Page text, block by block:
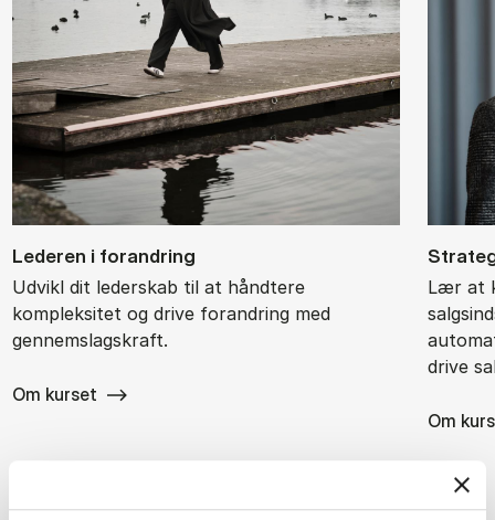
Le­de­ren i for­an­dring
Udvikl dit lederskab til at håndtere
kompleksitet og drive forandring med
gennemslagskraft.
Om kurset
Lær at
drive
Om